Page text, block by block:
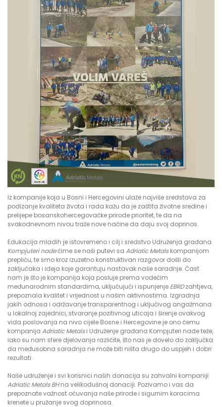
Iz kompanije koja u Bosni i Hercegovini ulaže najviše sredstava za
podizanje kvaliteta života i rada kažu da je zaštita životne sredine i
prelijepe bosanskohercegovačke prirode prioritet, te da na
svakodnevnom nivou traže nove načine da daju svoj doprinos.
Edukacija mladih je istovremeno i cilj i sredstvo Udruženja građana
Kompjuteri nadečime se naši putevi sa Adriatic Metalskompanijom
prepliću, te smo kroz izuzetno konstruktivan razgovor došli do
zaključaka i ideja koje garantuju nastavak naše saradnje. Čast
nam je što je kompanija koja posluje prema vodećim
međunarodnim standardima, uključujući i ispunjenje EBRDzahtjeva,
prepoznala kvalitet i vrijednost u našim aktivnostima. Izgradnja
jakih odnosa i održavanje transparentnog i uključivog angažmana
u lokalnoj zajednici, stvaranje pozitivnog uticaja i širenje ovakvog
vida poslovanja na nivo cijele Bosne i Hercegovine je ono čemu
kompanija Adriatic Metalsi Udruženje građana Kompjuteri nade teže,
iako su nam sfere djelovanja različite, što nas je dovelo do zaključka
da međusobna saradnja ne može biti ništa drugo do uspjeh i dobri
rezultati.
Naše udruženje i svi korisnici naših donacija su zahvalni kompaniji
Adriatic Metals BHna velikodušnoj donaciji. Pozivamo i vas da
prepoznate važnost očuvanja naše prirode i sigurnim koracima
krenete u pružanje svog doprinosa.